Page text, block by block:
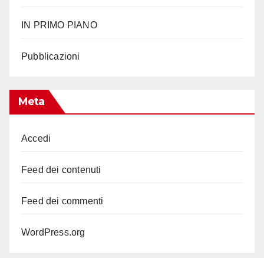
IN PRIMO PIANO
Pubblicazioni
Meta
Accedi
Feed dei contenuti
Feed dei commenti
WordPress.org